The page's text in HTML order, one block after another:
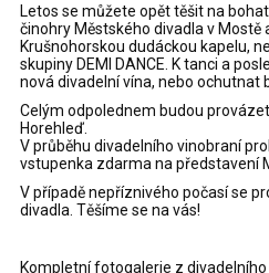
Letos se můžete opět těšit na
činohry Městského divadla v Mostě
Krušnohorskou dudáckou kapelu,
skupiny DEMI DANCE. K tanci a
nová divadelní vína, nebo ochutnat
Celým odpolednem budou
Horehleď.
V průběhu divadelního vinobraní
vstupenka zdarma na představení
V případě nepříznivého počasí se
divadla. Těšíme se na vás!
Kompletní fotogalerie z